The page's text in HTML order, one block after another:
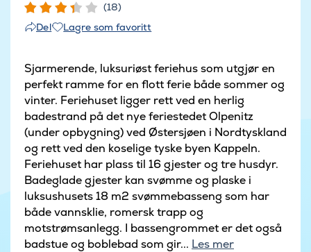
(18)
Del
Lagre som favoritt
Sjarmerende, luksuriøst feriehus som utgjør en
perfekt ramme for en flott ferie både sommer og
vinter. Feriehuset ligger rett ved en herlig
badestrand på det nye feriestedet Olpenitz
(under opbygning) ved Østersjøen i Nordtyskland
og rett ved den koselige tyske byen Kappeln.
Feriehuset har plass til 16 gjester og tre husdyr.
Badeglade gjester kan svømme og plaske i
luksushusets 18 m2 svømmebasseng som har
både vannsklie, romersk trapp og
motstrømsanlegg. I bassengrommet er det også
badstue og boblebad som gir... Les mer